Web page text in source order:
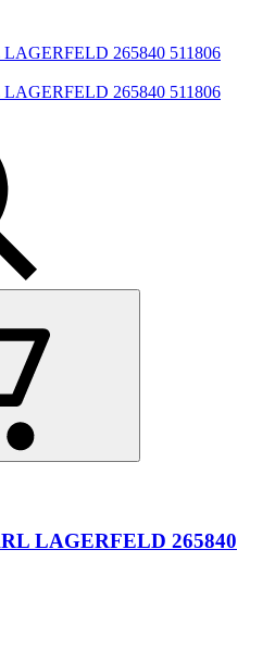
LAGERFELD 265840